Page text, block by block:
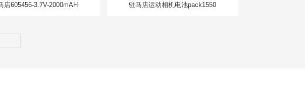
店605456-3.7V-2000mAH 驻马店运动相机电池pack1550